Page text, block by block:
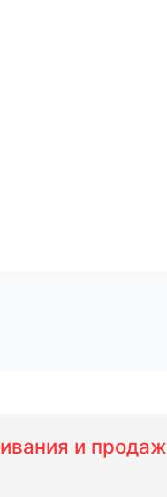
и продаж